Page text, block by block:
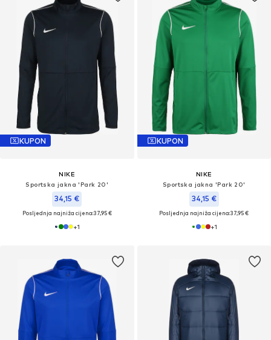
KUPON
NIKE
Sportska jakna 'Park 20'
34,15 €
Posljednja najniža cijena:37,95 €
+1
KUPON
NIKE
Sportska jakna 'Park 20'
34,15 €
Posljednja najniža cijena:37,95 €
+1